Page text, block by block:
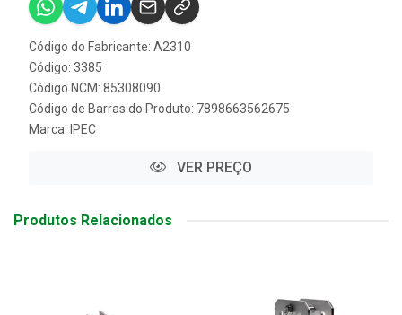
Código do Fabricante: A2310
Código: 3385
Código NCM: 85308090
Código de Barras do Produto: 7898663562675
Marca: IPEC
VER PREÇO
Produtos Relacionados